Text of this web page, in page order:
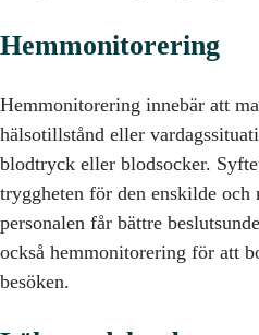
Hemmonitorering
Hemmonitorering innebär att
hälsotillstånd eller
blodtryck eller blodsocker.
tryggheten för den enskilde
personalen får bättre
också hemmonitorering för att
besöken.